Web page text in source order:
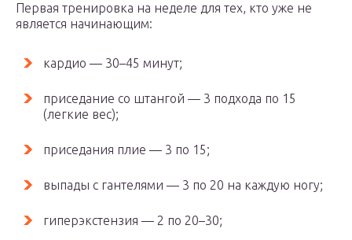
Первая тренировка на неделе для тех, кто уже не
является начинающим:
кардио — 30–45 минут;
приседание со штангой — 3 подхода по 15
(легкие вес);
приседания плие — 3 по 15;
выпады с гантелями — 3 по 20 на каждую ногу;
гиперэкстензия — 2 по 20–30;